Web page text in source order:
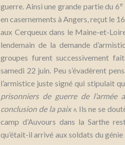
guerre. Ainsi une grande partie du 6e
en casernements à Angers, reçut le
aux Cerqueux dans le Maine-et-
lendemain de la demande
groupes furent successivement
samedi 22 juin. Peu s’évadèrent
l’armistice juste signé qui stipulait
prisonniers de guerre de l’armée
conclusion de la paix ».Ils ne se
camp d’Auvours dans la Sarthe
qu’était-il arrivé aux soldats du